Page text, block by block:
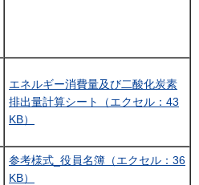
エネルギー消費量及び二酸化炭素
排出量計算シート（エクセル：43
KB）
参考様式_役員名簿（エクセル：36
KB）